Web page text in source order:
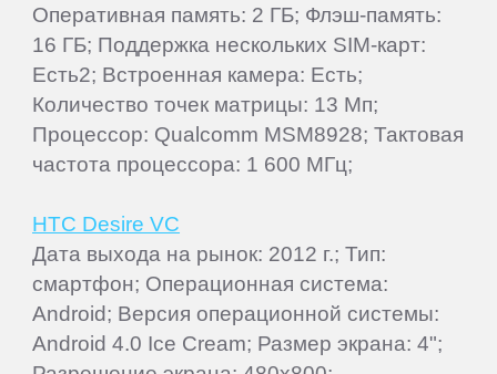
Оперативная память: 2 ГБ; Флэш-память:
16 ГБ; Поддержка нескольких SIM-карт:
Есть2; Встроенная камера: Есть;
Количество точек матрицы: 13 Мп;
Процессор: Qualcomm MSM8928; Тактовая
частота процессора: 1 600 МГц;
HTC Desire VC
Дата выхода на рынок: 2012 г.; Тип:
смартфон; Операционная система:
Android; Версия операционной системы:
Android 4.0 Ice Cream; Размер экрана: 4";